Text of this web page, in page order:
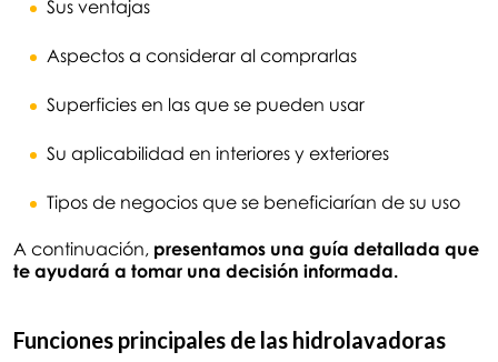
Sus ventajas
Aspectos a considerar al comprarlas
Superficies en las que se pueden usar
Su aplicabilidad en interiores y exteriores
Tipos de negocios que se beneficiarían de su uso
A continuación, presentamos una guía detallada que
te ayudará a tomar una decisión informada.
Funciones principales de las hidrolavadoras